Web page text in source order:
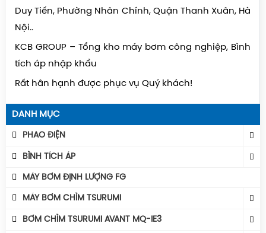
Duy Tiến, Phường Nhân Chính, Quận Thanh Xuân, Hà
Nội..
KCB GROUP – Tổng kho máy bơm công nghiệp, Bình
tích áp nhập khẩu
Rất hân hạnh được phục vụ Quý khách!
DANH MỤC
PHAO ĐIỆN
Phao Báo Mức
Phao Điện Tecno- Italy
BÌNH TÍCH ÁP
Bình Tích Áp Aquafill
Bình Tích Áp VAREM
MÁY BƠM ĐỊNH LƯỢNG FG
MÁY BƠM CHÌM TSURUMI
MÁY BƠM TSURUMI UNIVERSE
BƠM CHÌM TSURUMI AVANT MQ-IE3